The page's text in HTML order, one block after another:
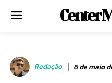
Center
Redação 6 de maio